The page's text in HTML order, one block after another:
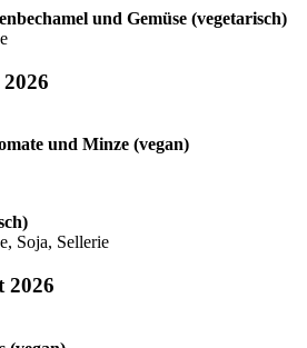
und Gemüse (vegetarisch)
und Minze (vegan)
Soja, Sellerie
2026